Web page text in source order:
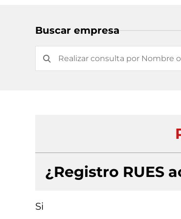
Buscar empresa
¿Registro RUES
Si